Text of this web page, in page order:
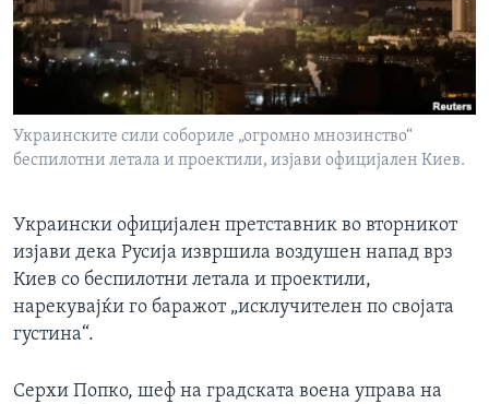
ИНТЕРВЈУА
Јазици
Украинските сили собориле „огромно мнозинство“
беспилотни летала и проектили, изјави официјален Киев.
Украински официјален претставник во вторникот
изјави дека Русија извршила воздушен напад врз
Киев со беспилотни летала и проектили,
нарекувајќи го баражот „исклучителен по својата
густина“.
Серхи Попко, шеф на градската воена управа на